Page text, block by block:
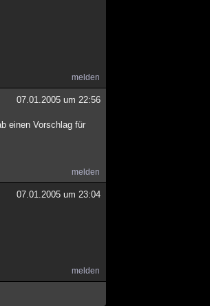
melden
07.01.2005 um 22:56
einen Vorschlag für
melden
07.01.2005 um 23:04
melden